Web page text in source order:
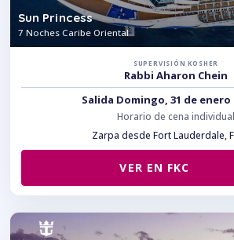
Sun Princess
7 Noches Caribe Oriental
SUPERVISIÓN KOSHER
Rabbi Aharon Chein
Salida Domingo, 31 de enero
Horario de cena individual
Zarpa desde Fort Lauderdale,
VER EN FKC